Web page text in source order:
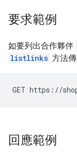
要求範例
如要列出合作夥伴
listlinks 方法
回應範例